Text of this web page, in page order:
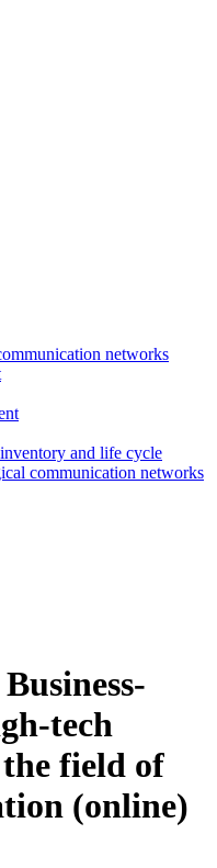
networks
and life cycle
communication networks
tech
field of
(online)